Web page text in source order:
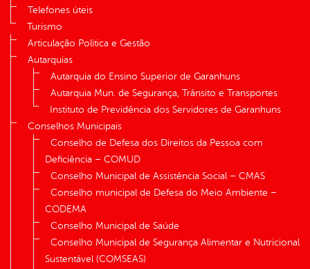
Telefones úteis
Turismo
Articulação Política e Gestão
Autarquias
Autarquia do Ensino Superior de Garanhuns
Autarquia Mun. de Segurança, Trânsito e Transportes
Instituto de Previdência dos Servidores de Garanhuns
Conselhos Municipais
Conselho de Defesa dos Direitos da Pessoa com
Deficiência – COMUD
Conselho Municipal de Assistência Social – CMAS
Conselho municipal de Defesa do Meio Ambiente –
CODEMA
Conselho Municipal de Saúde
Conselho Municipal de Segurança Alimentar e Nutricional
Sustentável (COMSEAS)